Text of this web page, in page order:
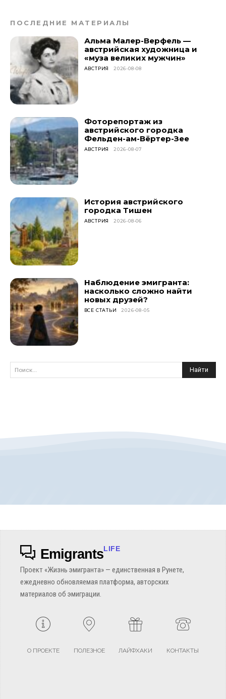
ПОСЛЕДНИЕ МАТЕРИАЛЫ
Альма Малер-Верфель —
австрийская художница и
«муза великих мужчин»
АВСТРИЯ 2026-08-08
Фоторепортаж из
австрийского городка
Фельден-ам-Вёртер-Зее
АВСТРИЯ 2026-08-07
История австрийского
городка Тишен
АВСТРИЯ 2026-08-06
Наблюдение эмигранта:
насколько сложно найти
новых друзей?
ВСЕ СТАТЬИ 2026-08-05
Поиск... Найти
EmigrantsLIFE
Проект «Жизнь эмигранта» — единственная в Рунете,
ежедневно обновляемая платформа, авторских
материалов об эмиграции.
О ПРОЕКТЕ ПОЛЕЗНОЕ ЛАЙФХАКИ КОНТАКТЫ